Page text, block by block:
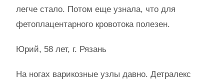
легче стало. Потом еще узнала, что для
фетоплацентарного кровотока полезен.
Юрий, 58 лет, г. Рязань
На ногах варикозные узлы давно. Детралекс